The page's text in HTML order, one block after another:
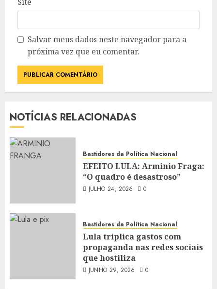
Salvar meus dados neste navegador para a
próxima vez que eu comentar.
NOTÍCIAS RELACIONADAS
Bastidores da Política Nacional
EFEITO LULA: Arminio Fraga:
“O quadro é desastroso”
JULHO 24, 2026 0
Bastidores da Política Nacional
Lula triplica gastos com
propaganda nas redes sociais
que hostiliza
JUNHO 29, 2026 0